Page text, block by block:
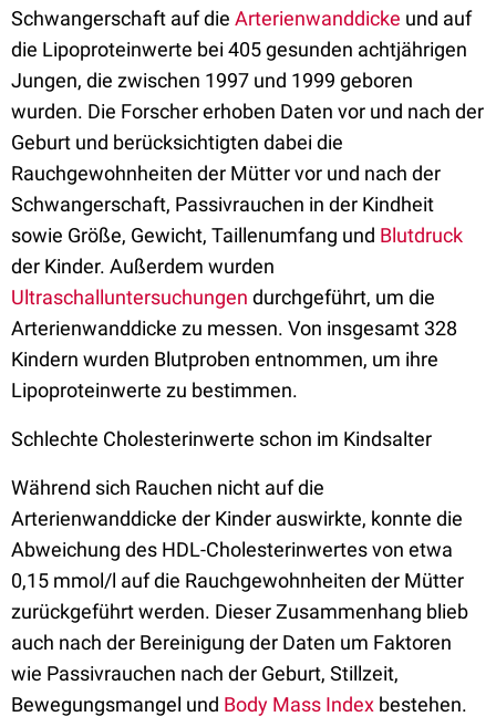
Schwangerschaft auf die Arterienwanddicke und auf
die Lipoproteinwerte bei 405 gesunden achtjährigen
Jungen, die zwischen 1997 und 1999 geboren
wurden. Die Forscher erhoben Daten vor und nach der
Geburt und berücksichtigten dabei die
Rauchgewohnheiten der Mütter vor und nach der
Schwangerschaft, Passivrauchen in der Kindheit
sowie Größe, Gewicht, Taillenumfang und Blutdruck
der Kinder. Außerdem wurden
Ultraschalluntersuchungen durchgeführt, um die
Arterienwanddicke zu messen. Von insgesamt 328
Kindern wurden Blutproben entnommen, um ihre
Lipoproteinwerte zu bestimmen.
Schlechte Cholesterinwerte schon im Kindsalter
Während sich Rauchen nicht auf die
Arterienwanddicke der Kinder auswirkte, konnte die
Abweichung des HDL-Cholesterinwertes von etwa
0,15 mmol/l auf die Rauchgewohnheiten der Mütter
zurückgeführt werden. Dieser Zusammenhang blieb
auch nach der Bereinigung der Daten um Faktoren
wie Passivrauchen nach der Geburt, Stillzeit,
Bewegungsmangel und Body Mass Index bestehen.